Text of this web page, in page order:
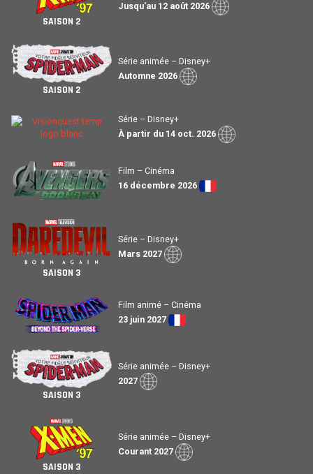
SAISON 2
Jusqu'au 12 août 2026
SAISON 2
Série animée – Disney+
Automne 2026
Série – Disney+
À partir du 14 oct. 2026
Film – Cinéma
16 décembre 2026
SAISON 3
Série – Disney+
Mars 2027
Film animé – Cinéma
23 juin 2027
SAISON 3
Série animée – Disney+
2027
SAISON 3
Série animée – Disney+
Courant 2027